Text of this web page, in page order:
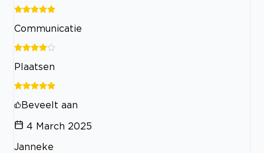
Communicatie
Plaatsen
Beveelt aan
4 March 2025
Janneke